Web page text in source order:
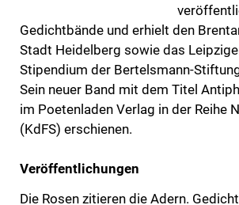
Gedichtbände und erhielt den
Stadt Heidelberg sowie das
Stipendium der Bertelsmann-
Sein neuer Band mit dem Titel
im Poetenladen Verlag in der Reihe
(KdFS) erschienen.
Veröffentlichungen
Die Rosen zitieren die Adern.